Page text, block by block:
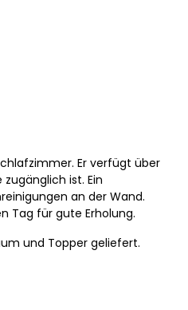
Er verfügt über
ist. Ein
an der Wand.
Tag für gute Erholung.
und Topper geliefert.